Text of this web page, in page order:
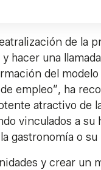
de la
hacer una
del
empleo”, ha
atractivo de
vinculados a
gastronomía o
y crear un